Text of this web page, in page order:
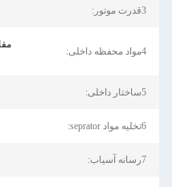
3قدرت موتور:
4مواد محفظه داخلی:
5ساختار داخلی:
6تخلیه مواد seprator:
7رسانه آسیاب: